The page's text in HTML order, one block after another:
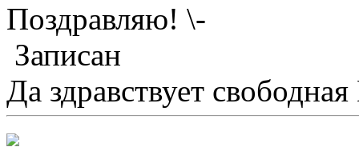
Поздравляю!
Записан
Да здравствует